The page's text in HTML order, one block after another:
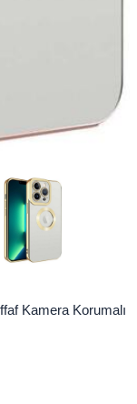
Kamera Korumalı